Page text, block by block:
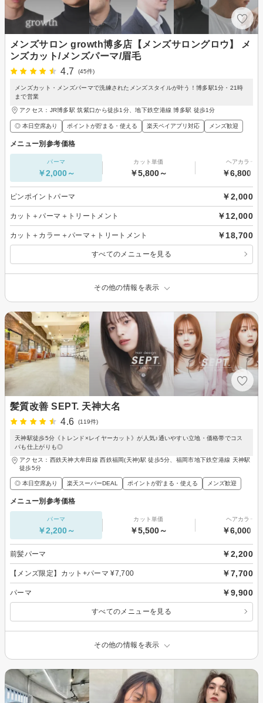
メンズサロン growth博多店【メンズサロングロウ】 メ
ンズカット/メンズパーマ/眉毛
4.7
(45件)
メンズカット・メンズパーマで洗練されたメンズスタイルが叶う！博多駅1分・21時
まで営業
アクセス：JR博多駅 筑紫口から徒歩1分、地下鉄空港線 博多駅 徒歩1分
◎ 本日空席あり ポイントが貯まる・使える 楽天ペイアプリ対応 メンズ歓迎
メニュー別参考価格
パーマ
￥2,000～
カット単価
￥5,800～
ヘアカラー
￥6,800～
ピンポイントパーマ ￥2,000
カット＋パーマ＋トリートメント ￥12,000
カット＋カラー＋パーマ＋トリートメント ￥18,700
すべてのメニューを見る
その他の情報を表示
髪質改善 SEPT. 天神大名
4.6
(119件)
天神駅徒歩5分《トレンド×レイヤーカット》が人気♪通いやすい立地・価格帯でコス
パも仕上がりも◎
アクセス：西鉄天神大牟田線 西鉄福岡(天神)駅 徒歩5分、福岡市地下鉄空港線 天神駅
徒歩5分
◎ 本日空席あり 楽天スーパーDEAL ポイントが貯まる・使える メンズ歓迎
メニュー別参考価格
パーマ
￥2,200～
カット単価
￥5,500～
ヘアカラー
￥6,000～
前髪パーマ ￥2,200
【メンズ限定】カット+パーマ ¥7,700 ￥7,700
パーマ ￥9,900
すべてのメニューを見る
その他の情報を表示